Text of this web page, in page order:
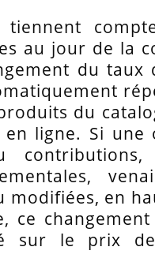
au jour de la
du taux
du
ligne. Si une
contributions,
modifiées, en
ce
sur le prix